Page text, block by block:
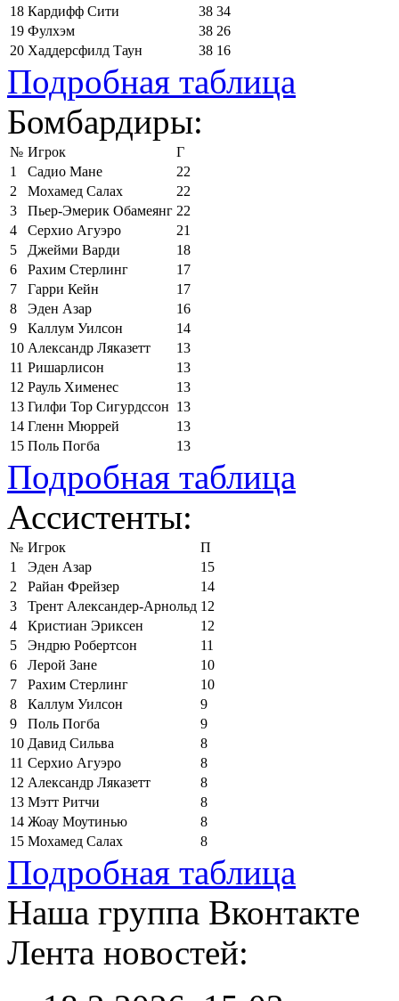
18 Кардифф Сити 38 34
19 Фулхэм 38 26
20 Хаддерсфилд Таун 38 16
Подробная таблица
Бомбардиры:
№ Игрок
Г
1
Садио Мане
22
2
Мохамед Салах
22
3
Пьер-Эмерик Обамеянг 22
4
Серхио Агуэро
21
5
Джейми Варди
18
6
Рахим Стерлинг
17
7
Гарри Кейн
17
8
Эден Азар
16
9
Каллум Уилсон
14
10 Александр Ляказетт
13
11 Ришарлисон
13
12 Рауль Хименес
13
13 Гилфи Тор Сигурдссон 13
14 Гленн Мюррей
13
15 Поль Погба 13
Подробная таблица
Ассистенты:
№ Игрок
П
1
Эден Азар
15
2
Райан Фрейзер
14
3
Трент Александер-Арнольд 12
4
Кристиан Эриксен
12
5
Эндрю Робертсон
11
6
Лерой Зане
10
7
Рахим Стерлинг
10
8
Каллум Уилсон
9
9
Поль Погба
9
10 Давид Сильва
8
11 Серхио Агуэро
8
12 Александр Ляказетт
8
13 Мэтт Ритчи
8
14 Жоау Моутинью
8
15 Мохамед Салах 8
Подробная таблица
Наша группа Вконтакте
Лента новостей: